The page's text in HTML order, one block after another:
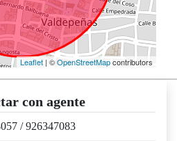
Leaflet | ©OpenStreetMapcontributors
con agente
/926347083